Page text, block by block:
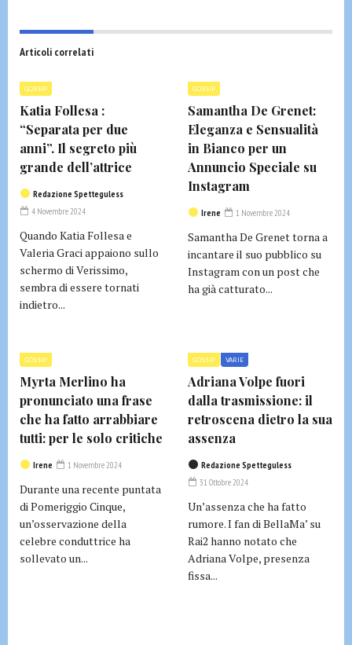
Articoli correlati
GOSSIP
Katia Follesa :
“Separata per due
anni”. Il segreto più
grande dell’attrice
Redazione Spetteguless
4 Novembre 2024
Quando Katia Follesa e
Valeria Graci appaiono sullo
schermo di Verissimo,
sembra di essere tornati
indietro...
GOSSIP
Samantha De Grenet:
Eleganza e Sensualità
in Bianco per un
Annuncio Speciale su
Instagram
Irene 1 Novembre 2024
Samantha De Grenet torna a
incantare il suo pubblico su
Instagram con un post che
ha già catturato...
GOSSIP
Myrta Merlino ha
pronunciato una frase
che ha fatto arrabbiare
tutti: per le solo critiche
Irene 1 Novembre 2024
Durante una recente puntata
di Pomeriggio Cinque,
un’osservazione della
celebre conduttrice ha
sollevato un...
GOSSIP VARIE
Adriana Volpe fuori
dalla trasmissione: il
retroscena dietro la sua
assenza
Redazione Spetteguless
31 Ottobre 2024
Un’assenza che ha fatto
rumore. I fan di BellaMa’ su
Rai2 hanno notato che
Adriana Volpe, presenza
fissa...